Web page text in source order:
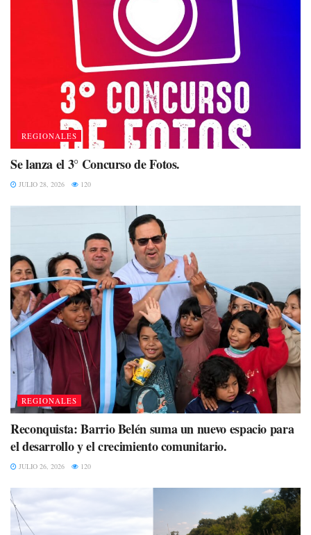
REGIONALES
Se lanza el 3° Concurso de Fotos.
JULIO 28, 2026 120
REGIONALES
Reconquista: Barrio Belén suma un nuevo espacio para
el desarrollo y el crecimiento comunitario.
JULIO 26, 2026 120